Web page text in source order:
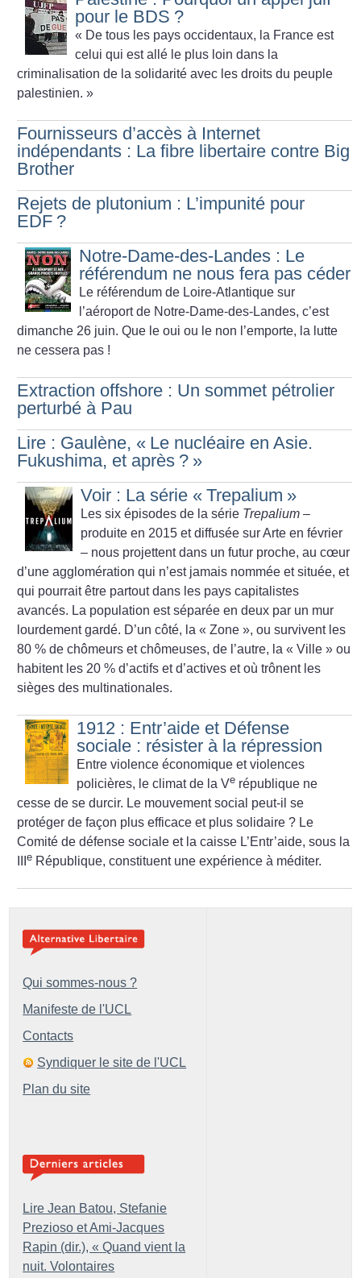
pour le BDS ?
« De tous les pays occidentaux, la France est
celui qui est allé le plus loin dans la
criminalisation de la solidarité avec les droits du peuple
palestinien. »
Fournisseurs d’accès à Internet
indépendants : La fibre libertaire contre Big
Brother
Rejets de plutonium : L’impunité pour
EDF ?
Notre-Dame-des-Landes : Le
référendum ne nous fera pas céder
Le référendum de Loire-Atlantique sur
l’aéroport de Notre-Dame-des-Landes, c’est
dimanche 26 juin. Que le oui ou le non l’emporte, la lutte
ne cessera pas !
Extraction offshore : Un sommet pétrolier
perturbé à Pau
Lire : Gaulène, « Le nucléaire en Asie.
Fukushima, et après ? »
Voir : La série « Trepalium »
Les six épisodes de la série Trepalium–
produite en 2015 et diffusée sur Arte en février
– nous projettent dans un futur proche, au cœur
d’une agglomération qui n’est jamais nommée et située, et
qui pourrait être partout dans les pays capitalistes
avancés. La population est séparée en deux par un mur
lourdement gardé. D’un côté, la « Zone », ou survivent les
80 % de chômeurs et chômeuses, de l’autre, la « Ville » ou
habitent les 20 % d’actifs et d’actives et où trônent les
sièges des multinationales.
1912 : Entr’aide et Défense
sociale : résister à la répression
Entre violence économique et violences
policières, le climat de la Ve république ne
cesse de se durcir. Le mouvement social peut-il se
protéger de façon plus efficace et plus solidaire ? Le
Comité de défense sociale et la caisse L’Entr’aide, sous la
IIIe République, constituent une expérience à méditer.
Qui sommes-nous ?
Manifeste de l'UCL
Contacts
Syndiquer le site de l'UCL
Plan du site
Lire Jean Batou, Stefanie
Prezioso et Ami-Jacques
Rapin (dir.), « Quand vient la
nuit. Volontaires